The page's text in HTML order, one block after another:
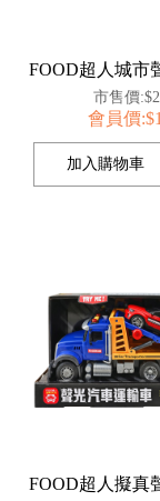
市售價
會員價